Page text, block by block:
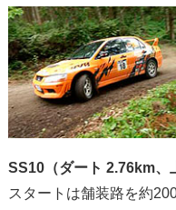
SS10（ダート 2.76km、
スタートは舗装路を約